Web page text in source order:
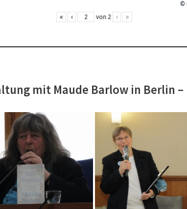
©
« ‹ von 2 › »
mit Maude Barlow in Berlin –